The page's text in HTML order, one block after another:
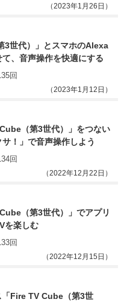
（2023年1月26日）
3世代）」とスマホのAlexa
、音声操作を快適にする
回
（2023年1月12日）
（第3世代）」をつない
！」で音声操作しよう
回
（2022年12月22日）
（第3世代）」でアプリ
を楽しむ
回
（2022年12月15日）
Fire TV Cube（第3世